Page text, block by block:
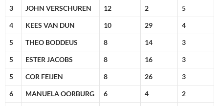
3 JOHN VERSCHUREN 12 2 5
4 KEES VAN DUN 10 29 4
5 THEO BODDEUS 8 14 3
5 ESTER JACOBS 8 16 3
5 COR FEIJEN 8 26 3
6 MANUELA OORBURG 6 4 2